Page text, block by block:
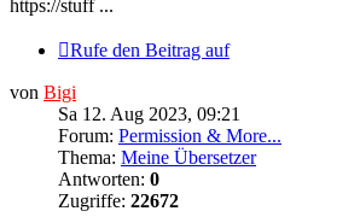
https://stuff ...
Rufe den Beitrag auf
von Bigi
Sa 12. Aug 2023, 09:21
Forum: Permission & More...
Thema: Meine Übersetzer
Antworten: 0
Zugriffe: 22672